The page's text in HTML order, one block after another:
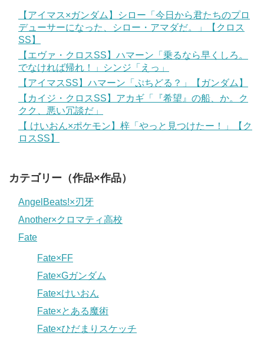
【アイマス×ガンダム】シロー「今日から君たちのプロ
デューサーになった、シロー・アマダだ。」【クロス
SS】
【エヴァ・クロスSS】ハマーン「乗るなら早くしろ。
でなければ帰れ！」シンジ「えっ」
【アイマスSS】ハマーン「ぷちどる？」【ガンダム】
【カイジ・クロスSS】アカギ「『希望』の船、か。ク
クク、悪い冗談だ」
【 けいおん×ポケモン】梓「やっと見つけたー！」【ク
ロスSS】
カテゴリー（作品×作品）
AngelBeats!×刃牙
Another×クロマティ高校
Fate
Fate×FF
Fate×Gガンダム
Fate×けいおん
Fate×とある魔術
Fate×ひだまりスケッチ